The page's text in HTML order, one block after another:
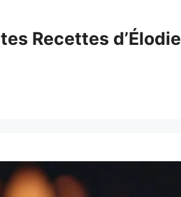
Recettes d’Élodie